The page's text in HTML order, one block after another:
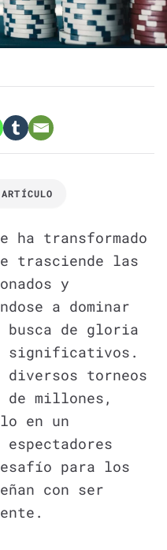
ha transformado
trasciende las
y
a dominar
busca de gloria
significativos.
torneos
de millones,
en un
para los
con ser